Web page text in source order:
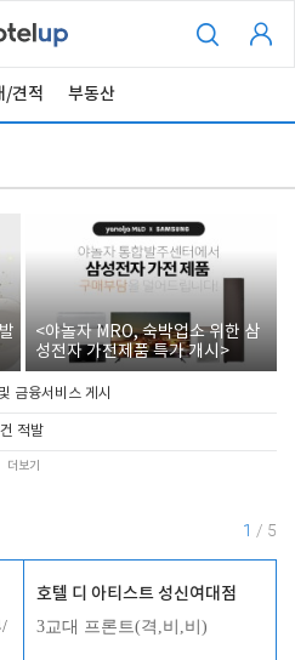
/견적 부동산
<야놀자 MRO, 숙박업소 위한 삼
성전자 가전제품 특가 개시>
금융서비스 게시
적발
더보기
1 / 5
/
호텔 디 아티스트 성신여대점
3교대 프론트(격,비,비)